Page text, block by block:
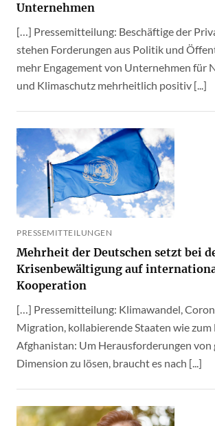
Unternehmen
[…] Pressemitteilung: Beschäftige der
stehen Forderungen aus Politik und
mehr Engagement von Unternehmen für
und Klimaschutz mehrheitlich positiv [...]
PRESSEMITTEILUNGEN
Mehrheit der Deutschen setzt bei
Krisenbewältigung auf
Kooperation
[…] Pressemitteilung: Klimawandel,
Migration, kollabierende Staaten wie zum
Afghanistan: Um Herausforderungen von
Dimension zu lösen, braucht es nach [...]